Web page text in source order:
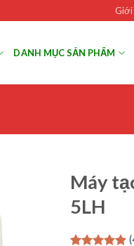
Giới
DANH MỤC SẢN PHẨM
Máy
5LH
(